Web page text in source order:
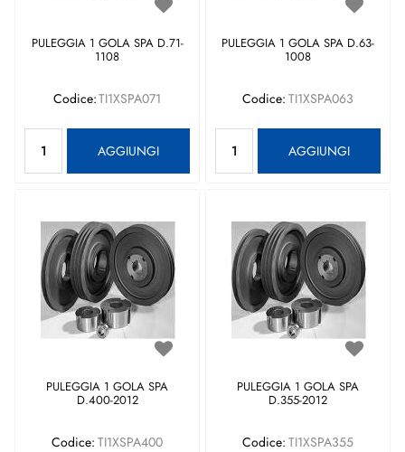
PULEGGIA 1 GOLA SPA D.71-
1108
Codice:TI1XSPA071
AGGIUNGI
PULEGGIA 1 GOLA SPA D.63-
1008
Codice: TI1XSPA063
AGGIUNGI
PULEGGIA 1 GOLA SPA
D.400-2012
Codice: TI1XSPA400
PULEGGIA 1 GOLA SPA
D.355-2012
Codice: TI1XSPA355